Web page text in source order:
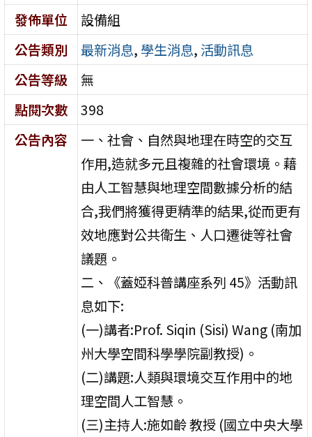
發佈單位
設備組
公告類別
最新消息, 學生消息, 活動訊息
公告等級
無
點閱次數
398
公告內容
一、社會、自然與地理在時空的交互
作用,造就多元且複雜的社會環境。藉
由人工智慧與地理空間數據分析的結
合,我們將獲得更精準的結果,從而更有
效地應對公共衛生、人口遷徙等社會
議題。
二、《蓋婭科普講座系列 45》活動訊
息如下:
(一)講者:Prof. Siqin (Sisi) Wang (南加
州大學空間科學學院副教授)。
(二)講題:人類與環境交互作用中的地
理空間人工智慧。
(三)主持人:施如齡 教授 (國立中央大學